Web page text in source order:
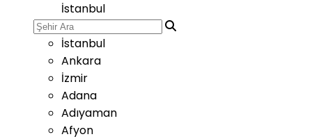
İstanbul
İstanbul
Ankara
İzmir
Adana
Adıyaman
Afyon